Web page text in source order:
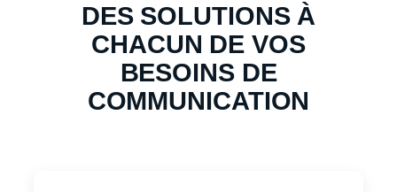
DES SOLUTIONS À
CHACUN DE VOS
BESOINS DE
COMMUNICATION